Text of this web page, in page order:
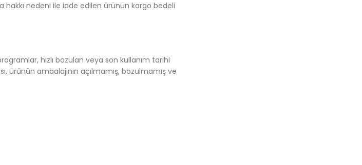
hakkı nedeni ile iade edilen ürünün kargo bedeli
hızlı bozulan veya son kullanım tarihi
ürünün ambalajının açılmamış, bozulmamış ve